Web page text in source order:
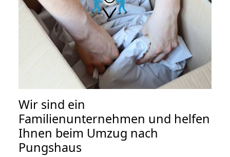
Wir sind ein
Familienunternehmen und helfen
Ihnen beim Umzug nach
Pungshaus